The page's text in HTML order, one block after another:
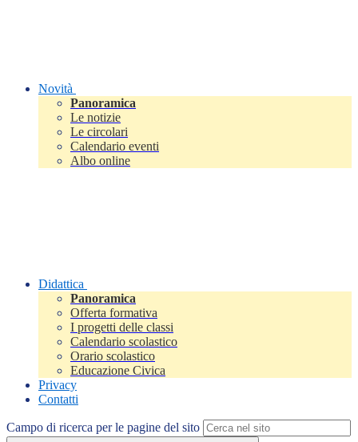
Novità
Panoramica
Le notizie
Le circolari
Calendario eventi
Albo online
Didattica
Panoramica
Offerta formativa
I progetti delle classi
Calendario scolastico
Orario scolastico
Educazione Civica
Privacy
Contatti
Campo di ricerca per le pagine del sito